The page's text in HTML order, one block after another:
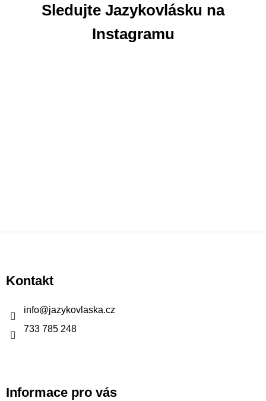
Sledujte Jazykovlásku na
Instagramu
p
aKontakt
info@jazykovlaska.cz
733 785 248
Informace pro vás